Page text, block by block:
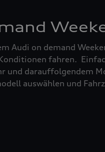
Audi on demand
fahren.
und darauffolgendem
auswählen und